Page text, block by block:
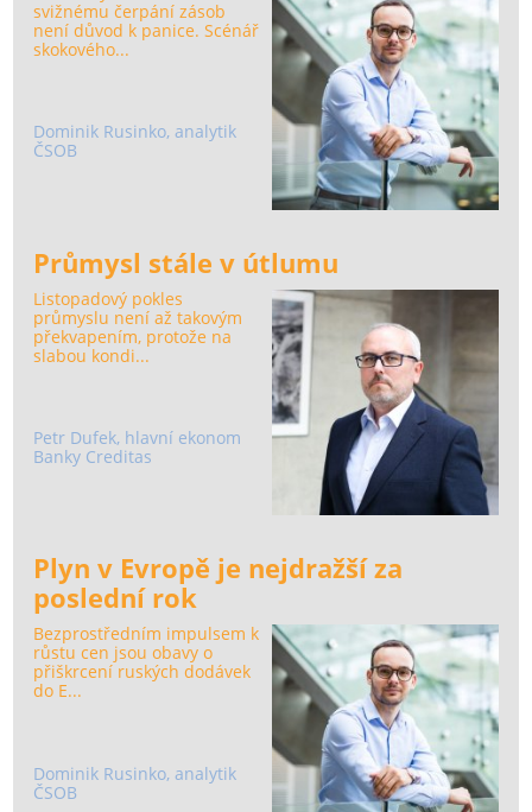
svižnému čerpání zásob
není důvod k panice. Scénář
skokového...
Dominik Rusinko, analytik
ČSOB
Průmysl stále v útlumu
Listopadový pokles
průmyslu není až takovým
překvapením, protože na
slabou kondi...
Petr Dufek, hlavní ekonom
Banky Creditas
Plyn v Evropě je nejdražší za
poslední rok
Bezprostředním impulsem k
růstu cen jsou obavy o
přiškrcení ruských dodávek
do E...
Dominik Rusinko, analytik
ČSOB